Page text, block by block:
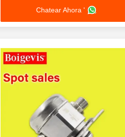
Chatear Ahora '